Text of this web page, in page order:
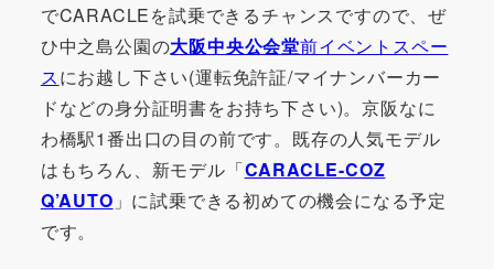
でCARACLEを試乗できるチャンスですので、ぜ
ひ中之島公園の大阪中央公会堂前イベントスペー
スにお越し下さい(運転免許証/マイナンバーカー
ドなどの身分証明書をお持ち下さい)。京阪なに
わ橋駅1番出口の目の前です。既存の人気モデル
はもちろん、新モデル「CARACLE-COZ
Q’AUTO 」に試乗できる初めての機会になる予定
です。